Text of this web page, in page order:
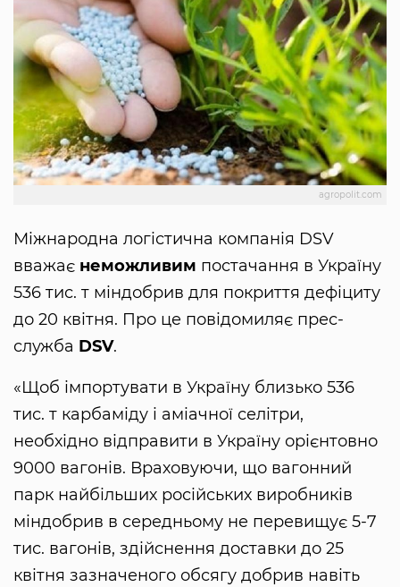
agropolit.com
Міжнародна логістична компанія DSV
вважає неможливим постачання в Україну
536 тис. т міндобрив для покриття дефіциту
до 20 квітня. Про це повідомиляє прес-
служба DSV.
«Щоб імпортувати в Україну близько 536
тис. т карбаміду і аміачної селітри,
необхідно відправити в Україну орієнтовно
9000 вагонів. Враховуючи, що вагонний
парк найбільших російських виробників
міндобрив в середньому не перевищує 5-7
тис. вагонів, здійснення доставки до 25
квітня зазначеного обсягу добрив навіть